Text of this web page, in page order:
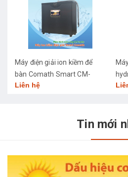
Máy điện giải ion kiềm để
bàn Comath Smart CM-
3668
Liên hệ
Tin mới